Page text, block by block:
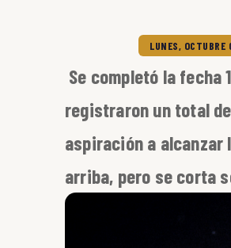
LUNES,
Se completó la
registraron un total
aspiración a alcanzar
arriba, pero se corta